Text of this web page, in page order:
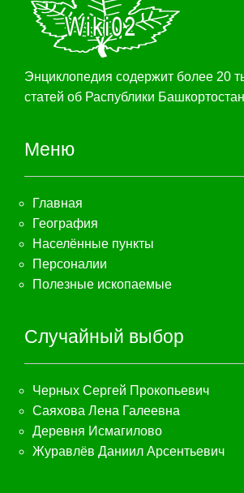
Энциклопедия содержит более 20
статей об Распублики Башкортостан
Меню
Главная
География
Населённые пункты
Персоналии
Полезные ископаемые
Случайный выбор
Черных Сергей Прокопьевич
Саяхова Лена Галеевна
Деревня Исмагилово
Журавлёв Даниил Арсентьевич